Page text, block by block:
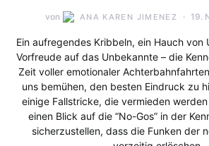
von ANA KAREN JIMENEZ 19.
Ein aufregendes Kribbeln, ein Hauch von
Vorfreude auf das Unbekannte – die
Zeit voller emotionaler
uns bemühen, den besten Eindruck zu
einige Fallstricke, die vermieden
einen Blick auf die “No-Gos” in der
sicherzustellen, dass die Funken der